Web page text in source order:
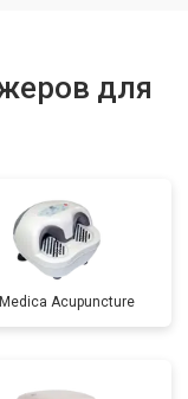
для
Acupuncture